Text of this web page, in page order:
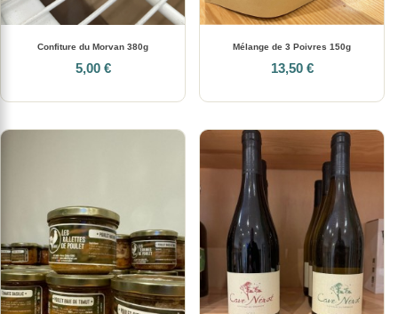
Confiture du Morvan 380g
5,00 €
Mélange de 3 Poivres 150g
13,50 €